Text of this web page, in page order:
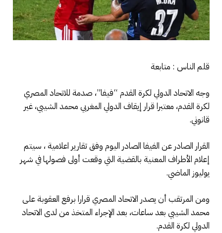
قلم الناس : متابعة
وجه الاتحاد الدولي لكرة القدم “فيفا”، صدمة للاتحاد المصري
لكرة القدم، معتبرا قرار إيقاف الدولي المغربي محمد الشيبي، غير
قانوني.
القرار الصادر عن الفيفا الصادر اليوم وفق تقارير اعلامية ، سيتم
إعلام الأطراف المعنية بالقضية التي وقعت أولى فصولها في شهر
يوليوز الماضي.
ومن المرتقب أن يصدر الاتحاد المصري قرارا برفع العقوبة على
محمد الشيبي بعد ساعات، بعد الإجراء المتخذ من لدى الاتحاد
الدولي لكرة القدم.